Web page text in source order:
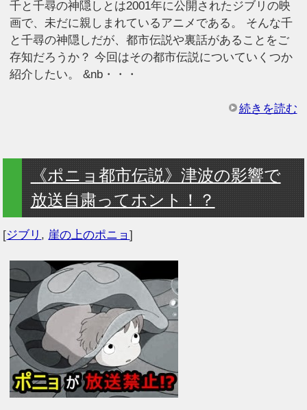
千と千尋の神隠しとは2001年に公開されたジブリの映
画で、未だに親しまれているアニメである。 そんな千
と千尋の神隠しだが、都市伝説や裏話があることをご
存知だろうか？ 今回はその都市伝説についていくつか
紹介したい。 &nb・・・
続きを読む
《ポニョ都市伝説》津波の影響で
放送自粛ってホント！？
[ジブリ , 崖の上のポニョ]